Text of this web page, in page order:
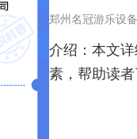
郑州名冠游乐设
介绍： 本文
素，帮助读